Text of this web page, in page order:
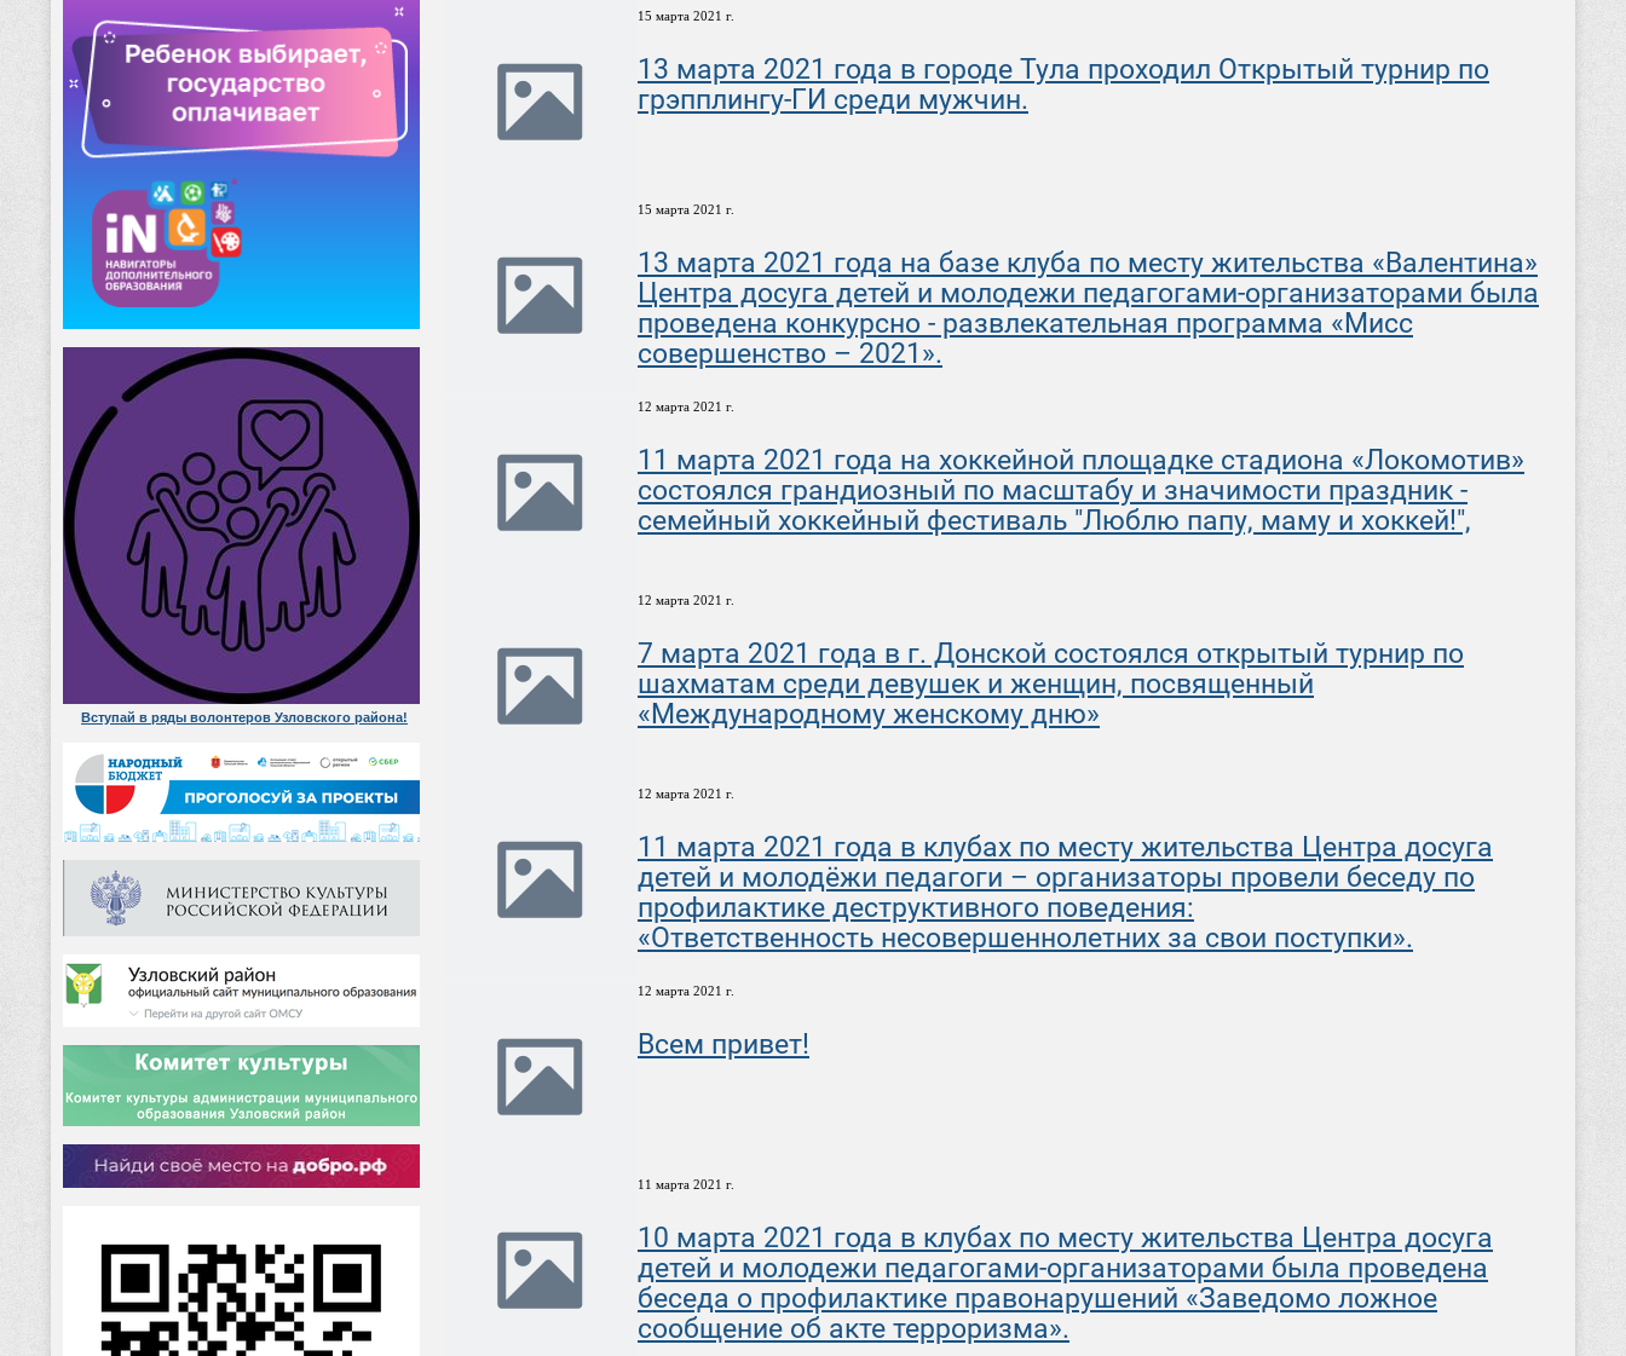
Вступай в ряды волонтеров Узловского района!
15 марта 2021 г.
13 марта 2021 года в городе Тула проходил Открытый турнир по
грэпплингу-ГИ среди мужчин.
15 марта 2021 г.
13 марта 2021 года на базе клуба по месту жительства «Валентина»
Центра досуга детей и молодежи педагогами-организаторами была
проведена конкурсно - развлекательная программа «Мисс
совершенство – 2021».
12 марта 2021 г.
11 марта 2021 года на хоккейной площадке стадиона «Локомотив»
состоялся грандиозный по масштабу и значимости праздник -
семейный хоккейный фестиваль "Люблю папу, маму и хоккей!",
12 марта 2021 г.
7 марта 2021 года в г. Донской состоялся открытый турнир по
шахматам среди девушек и женщин, посвященный
«Международному женскому дню»
12 марта 2021 г.
11 марта 2021 года в клубах по месту жительства Центра досуга
детей и молодёжи педагоги – организаторы провели беседу по
профилактике деструктивного поведения:
«Ответственность несовершеннолетних за свои поступки».
12 марта 2021 г.
Всем привет!
11 марта 2021 г.
10 марта 2021 года в клубах по месту жительства Центра досуга
детей и молодежи педагогами-организаторами была проведена
беседа о профилактике правонарушений «Заведомо ложное
сообщение об акте терроризма».